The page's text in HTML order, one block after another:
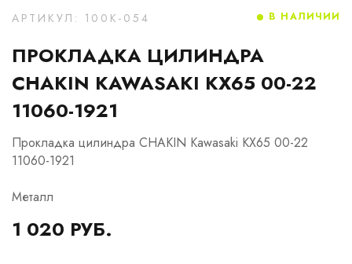
АРТИКУЛ: 100K-054
ПРОКЛАДКА ЦИЛИНДРА
CHAKIN KAWASAKI KX65 00-22
11060-1921
Прокладка цилиндра CHAKIN Kawasaki KX65 00-22
11060-1921
Металл
1 020 РУБ.
В НАЛИЧИИ